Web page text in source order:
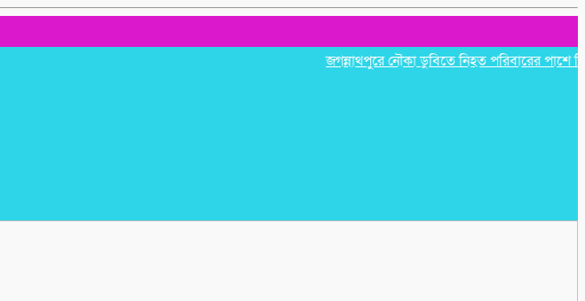
জগন্নাথপুরে নৌকা ডুবিতে নিহত পরিবারের পাশে